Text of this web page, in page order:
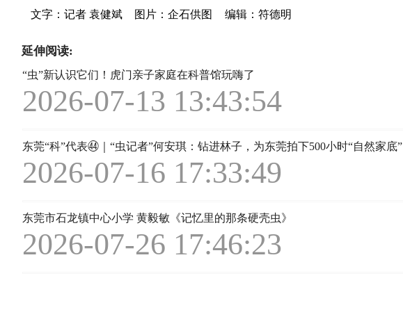
文字：记者 袁健斌 图片：企石供图 编辑：符德明
延伸阅读:
“虫”新认识它们！虎门亲子家庭在科普馆玩嗨了
2026-07-13 13:43:54
东莞“科”代表㊹｜“虫记者”何安琪：钻进林子，为东莞拍下500小时“自然家底”
2026-07-16 17:33:49
东莞市石龙镇中心小学 黄毅敏《记忆里的那条硬壳虫》
2026-07-26 17:46:23